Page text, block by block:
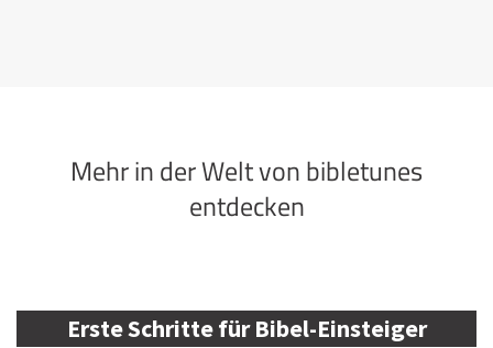
Mehr in der Welt von bibletunes
entdecken
Erste Schritte für Bibel-Einsteiger